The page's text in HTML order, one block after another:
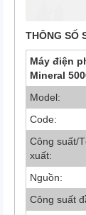
THÔNG SỐ
Máy điện
Mineral
Model:
Code:
Công suất/
xuất:
Nguồn:
Công suất